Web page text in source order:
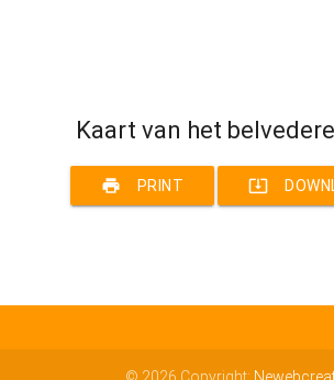
Kaart van het
print PRINT system_update_alt
© 2026 Copyright: